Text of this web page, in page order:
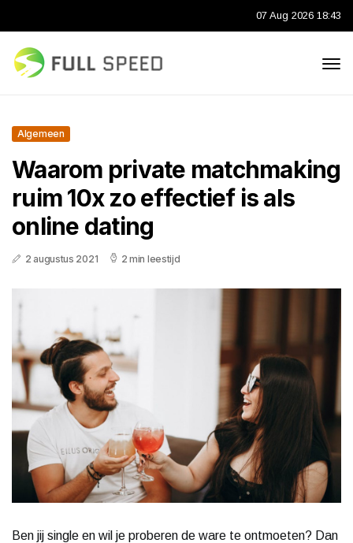
07 Aug 2026 18:43
Algemeen
Waarom private matchmaking
ruim 10x zo effectief is als
online dating
2 augustus 2021 2 min leestijd
Ben jij single en wil je proberen de ware te ontmoeten? Dan